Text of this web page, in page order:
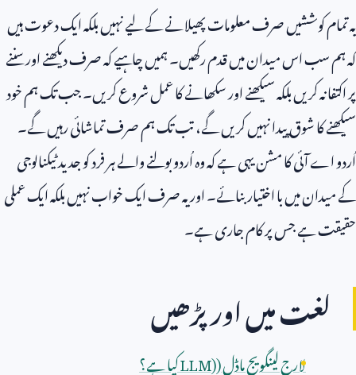
یہ تمام کوششیں صرف معلومات پھیلانے کے لیے نہیں بلکہ ایک دعوت ہیں
کہ ہم سب اس میدان میں قدم رکھیں۔ ہمیں چاہیے کہ صرف دیکھنے اور سننے
پر اکتفا نہ کریں بلکہ سیکھنے اور سکھانے کا عمل شروع کریں۔ جب تک ہم خود
سیکھنے کا شوق پیدا نہیں کریں گے، تب تک ہم صرف تماشائی رہیں گے۔
اُردو اے آئی کا مشن یہی ہے کہ وہ اُردو بولنے والے ہر فرد کو جدید ٹیکنالوجی
کے میدان میں با اختیار بنائے۔ اور یہ صرف ایک خواب نہیں بلکہ ایک عملی
حقیقت ہے جس پر کام جاری ہے۔
لغت میں اور پڑھیں
لارج لینگویج ماڈل (LLM)کیا ہے؟